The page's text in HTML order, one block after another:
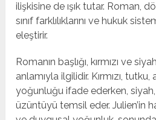
ilişkisine de ışık tutar. Roman,
sınıf farklılıklarını ve hukuk
eleştirir.
Romanın başlığı, kırmızı ve
anlamıyla ilgilidir. Kırmızı,
yoğunluğu ifade ederken, siyah,
üzüntüyü temsil eder. Julien’in